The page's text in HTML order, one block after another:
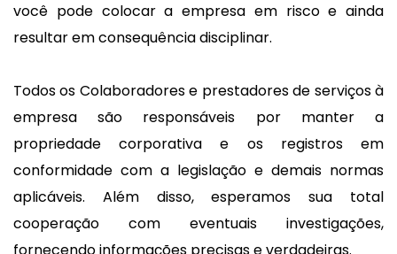
você pode colocar a empresa em risco e ainda
resultar em consequência disciplinar.
Todos os Colaboradores e prestadores de serviços à
empresa são responsáveis por manter a
propriedade corporativa e os registros em
conformidade com a legislação e demais normas
aplicáveis. Além disso, esperamos sua total
cooperação com eventuais investigações,